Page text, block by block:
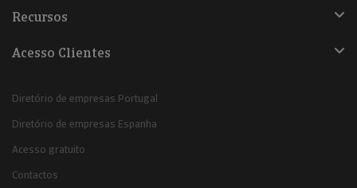
Recursos
Acesso Clientes
Diretório de empresas Portugal
Diretório de empresas Espanha
Acesso gratuito
Contactos